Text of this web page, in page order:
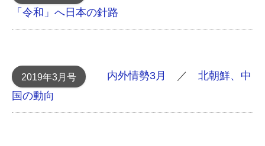
「令和」へ 日本の針路
2019年3月号 内外情勢3月 ／ 北朝鮮、中
国の動向